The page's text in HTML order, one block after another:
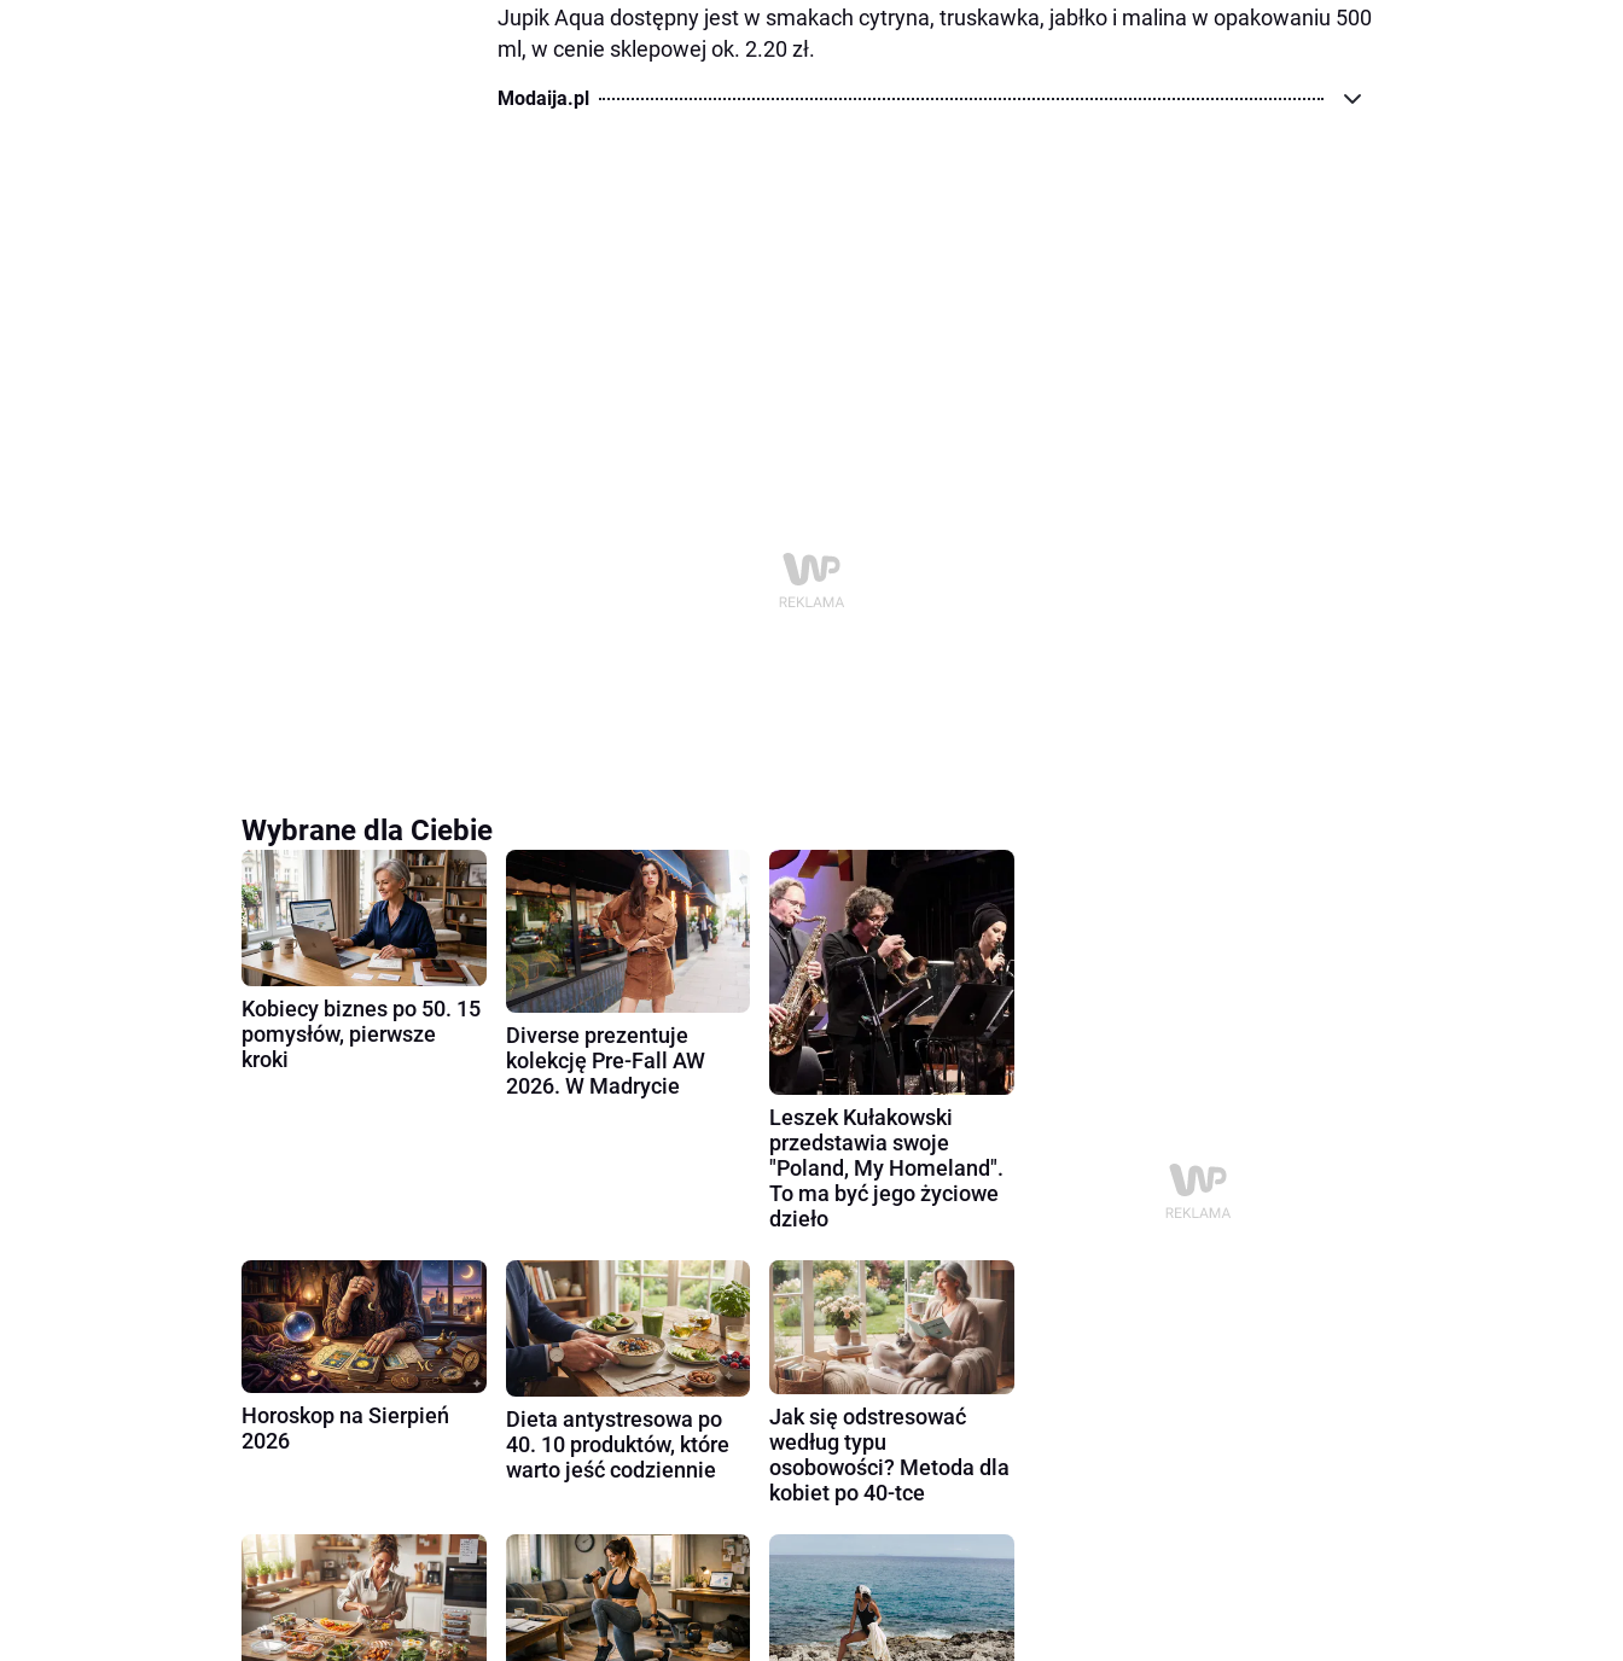
Jupik Aqua dostępny jest w smakach cytryna, truskawka, jabłko i malina w opakowaniu 500
ml, w cenie sklepowej ok. 2.20 zł.
Modaija.pl
Wybrane dla Ciebie
Kobiecy biznes po 50. 15
pomysłów, pierwsze
kroki
Diverse prezentuje
kolekcję Pre-Fall AW
2026. W Madrycie
Leszek Kułakowski
przedstawia swoje
"Poland, My Homeland".
To ma być jego życiowe
dzieło
Horoskop na Sierpień
2026
Dieta antystresowa po
40. 10 produktów, które
warto jeść codziennie
Jak się odstresować
według typu
osobowości? Metoda dla
kobiet po 40-tce